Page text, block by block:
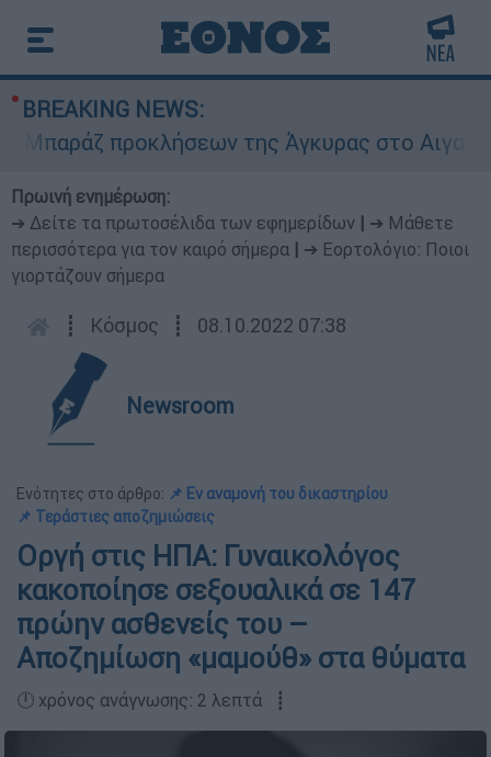
BREAKING NEWS:
προκλήσεων της Άγκυρας στο Αιγαίο:
Πρωινή ενημέρωση:
➔ Δείτε τα πρωτοσέλιδα των εφημερίδων
➔ Μάθετε
περισσότερα για τον καιρό σήμερα
➔ Εορτολόγιο: Ποιοι
γιορτάζουν σήμερα
┋ Κόσμος ┋ 08.10.2022 07:38
Newsroom
Ενότητες στο άρθρο: 📌 Εν αναμονή του δικαστηρίου
📌 Τεράστιες αποζημιώσεις
Οργή στις ΗΠΑ: Γυναικολόγος
κακοποίησε σεξουαλικά σε 147
πρώην ασθενείς του –
Αποζημίωση «μαμούθ» στα θύματα
🕛 χρόνος ανάγνωσης: 2 λεπτά ┋